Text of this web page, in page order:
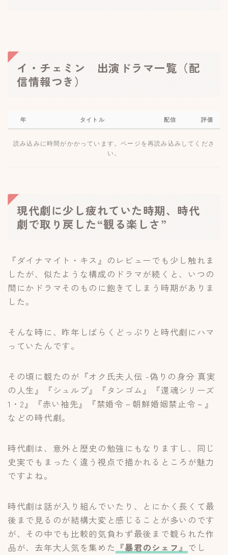
イ・チェミン 出演ドラマ一覧（配
信情報つき）
年 タイトル 配信 評価
読み込みに時間がかかっています。ページを再読み込みしてくださ
い。
現代劇に少し疲れていた時期、時代
劇で取り戻した“観る楽しさ”
『ダイナマイト・キス』のレビューでも少し触れま
したが、似たような構成のドラマが続くと、いつの
間にかドラマそのものに飽きてしまう時期がありま
した。
そんな時に、昨年しばらくどっぷりと時代劇にハマ
っていたんです。
その頃に観たのが『オク氏夫人伝 -偽りの身分 真実
の人生』『シュルプ』『タンゴム』『還魂シリーズ
1・2』『赤い袖先』『禁婚令－朝鮮婚姻禁止令－』
などの時代劇。
時代劇は、意外と歴史の勉強にもなりますし、同じ
史実でもまったく違う視点で描かれるところが魅力
ですよね。
時代劇は話が入り組んでいたり、とにかく長くて最
後まで見るのが結構大変と感じることが多いのです
が、その中でも比較的気負わず最後まで観られた作
品が、去年大人気を集めた 『暴君のシェフ』 でし